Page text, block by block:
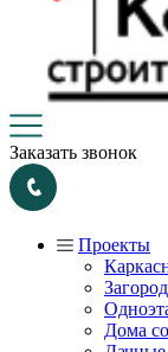
Заказать звонок
Проекты
Дома